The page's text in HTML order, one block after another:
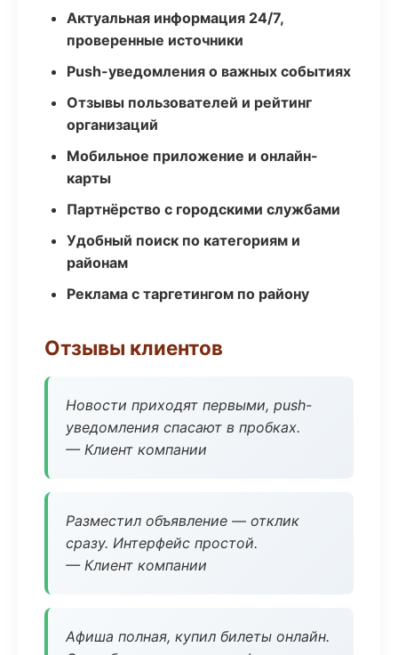
Актуальная информация 24/7,
проверенные источники
Push-уведомления о важных событиях
Отзывы пользователей и рейтинг
организаций
Мобильное приложение и онлайн-
карты
Партнёрство с городскими службами
Удобный поиск по категориям и
районам
Реклама с таргетингом по району
Отзывы клиентов
Новости приходят первыми, push-
уведомления спасают в пробках.
— Клиент компании
Разместил объявление — отклик
сразу. Интерфейс простой.
— Клиент компании
Афиша полная, купил билеты онлайн.